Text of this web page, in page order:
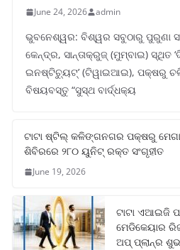
June 24, 2026 admin
ଭୁବନେଶ୍ୱର: ବିଶ୍ୱର ସବୁଠାରୁ ପୁରୁଣା
କେନ୍ଦ୍ର, ସାନ୍ତାକ୍ରୁଜ୍ (ମୁମ୍ବାଇ) ସ୍ଥିତ
ଇନଷ୍ଟିଚ୍ୟୁଟ୍‌’ (ଟିୱାଇଆଇ), ପକ୍ଷରୁ
ବିଷୟବସ୍ତୁ “ସୁସ୍ଥ ବାର୍ଦ୍ଧକ୍ୟ
ଟାଟା ଷ୍ଟିଲ୍‌ କଳିଙ୍ଗନଗର ପକ୍ଷରୁ
ଶିବିରରେ ୨୮୦ ୟୁନିଟ୍‌ ରକ୍ତ ସଂଗୃହୀତ
June 19, 2026
ଟାଟା ଏଆଇଜି
ମେଡିକେୟାର
ଅପ୍ ପ୍ଲାନ୍‌ର